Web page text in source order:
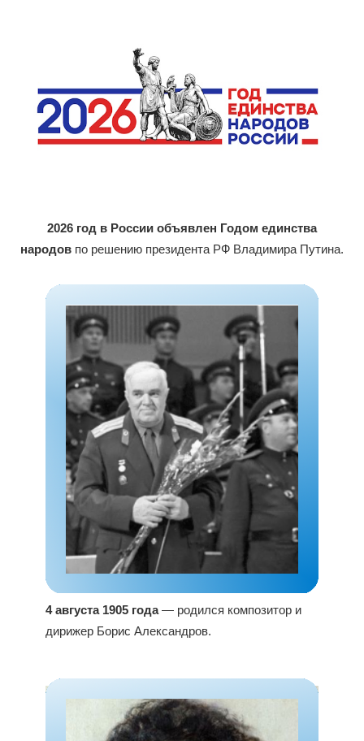
2026 год в России объявлен Годом единства
народов по решению президента РФ Владимира Путина.
4 августа 1905 года— родился композитор и
дирижер Борис Александров.